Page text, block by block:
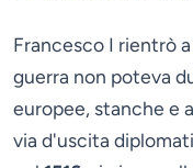
Francesco I rientrò
guerra non poteva
europee, stanche e
via d'uscita